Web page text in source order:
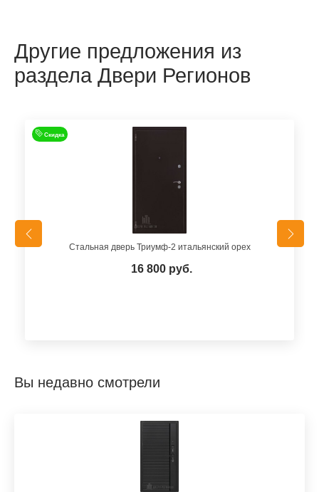
Другие предложения из
раздела Двери Регионов
Скидка
Стальная дверь Триумф-2 итальянский орех
16 800 руб.
Вы недавно смотрели